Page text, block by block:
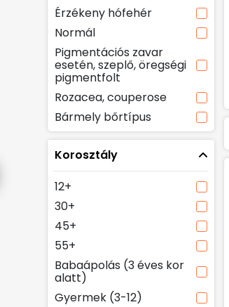
Érzékeny hófehér
Normál
Pigmentációs zavar
esetén, szeplő, öregségi
pigmentfolt
Rozacea, couperose
Bármely bőrtípus
Korosztály
12+
30+
45+
55+
Babaápolás (3 éves kor
alatt)
Gyermek (3-12)